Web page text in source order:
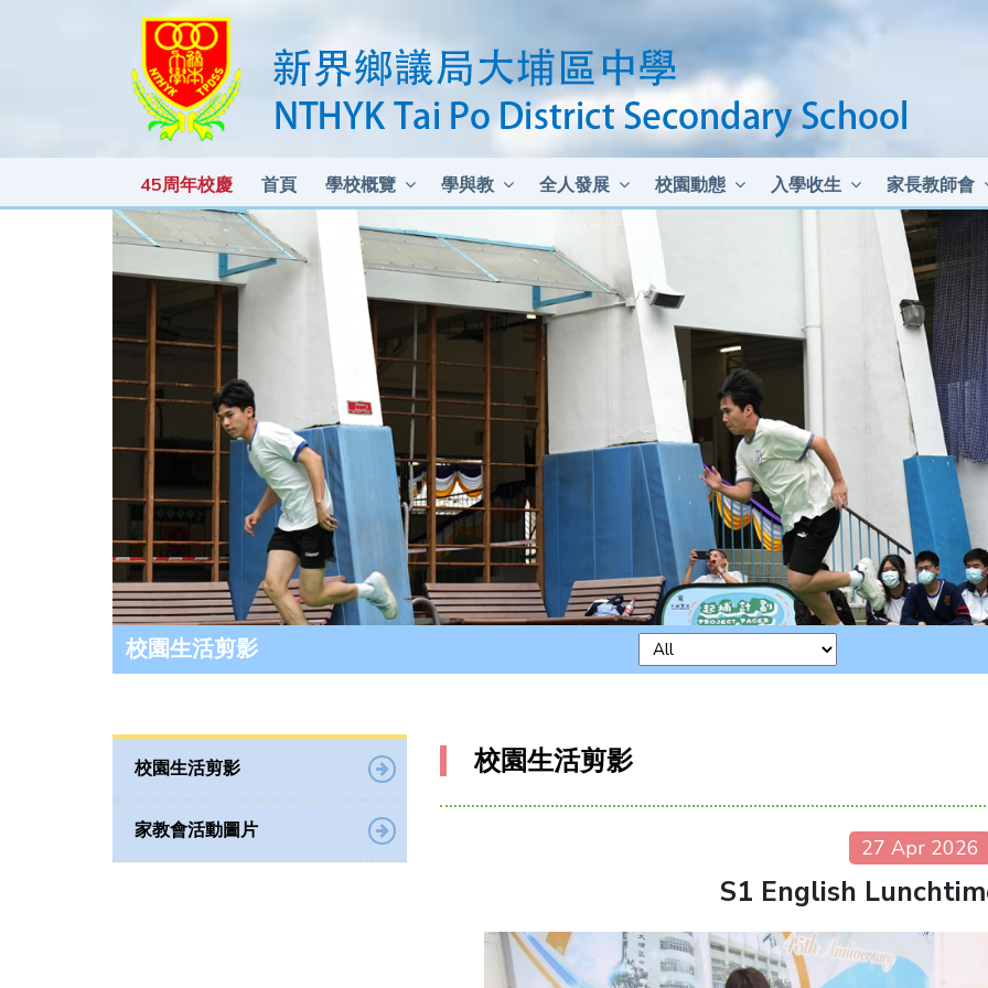
45周年校慶 首頁 學校概覽 學與教 全人發展 校園動態 入學收生 家長教師會
校園生活剪影
校園生活剪影
家教會活動圖片
校園生活剪影
27 Apr 2026
S1 English